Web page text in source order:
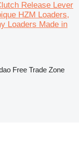
Release Lever
HZM Loaders,
Loaders Made in
Free Trade Zone